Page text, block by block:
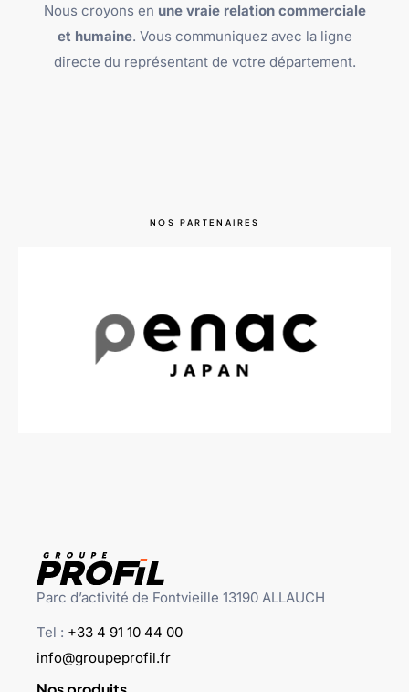
Nous croyons en une vraie relation commerciale
et humaine. Vous communiquez avec la ligne
directe du représentant de votre département.
NOS PARTENAIRES
Parc d’activité de Fontvieille 13190 ALLAUCH
Tel : +33 4 91 10 44 00
info@groupeprofil.fr